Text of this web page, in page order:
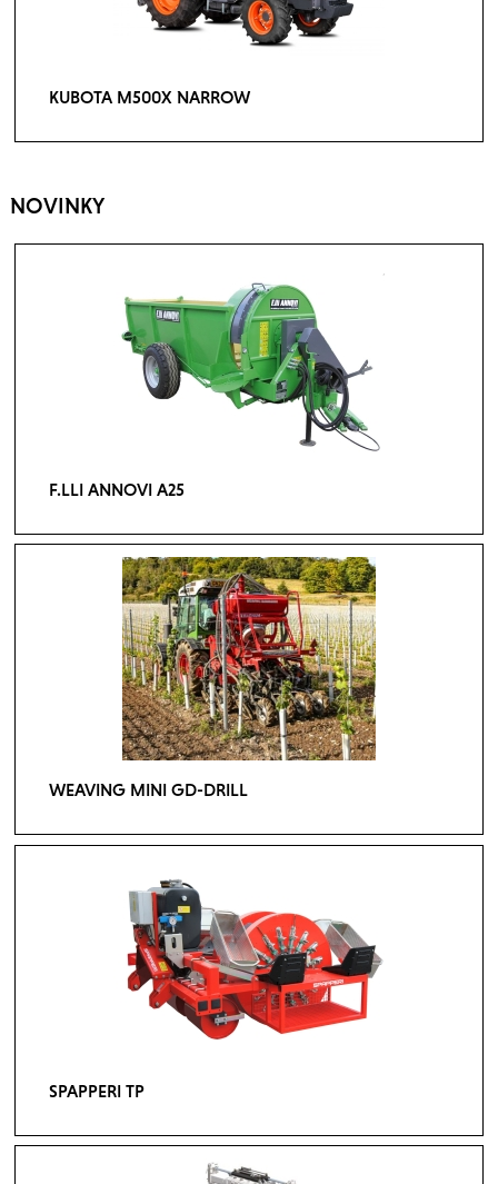
KUBOTA M500X NARROW
NOVINKY
F.LLI ANNOVI A25
WEAVING MINI GD-DRILL
SPAPPERI TP